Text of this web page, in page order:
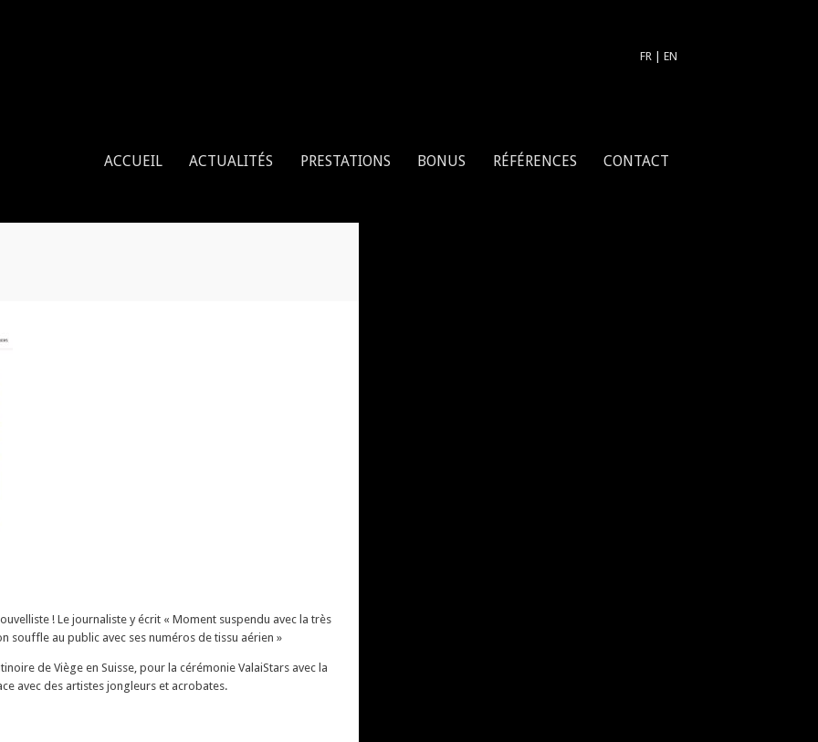
FR EN
tissu aérien, cerceau aérien
ACCUEIL ACTUALITÉS PRESTATIONS BONUS RÉFÉRENCES CONTACT
! Le journaliste y écrit « Moment suspendu avec la très
au public avec ses numéros de tissu aérien »
de Viège en Suisse, pour la cérémonie ValaiStars avec la
avec des artistes jongleurs et acrobates.